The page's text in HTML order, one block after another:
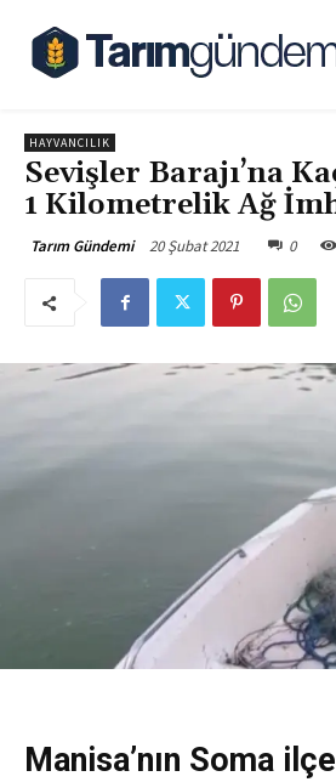
HAYVANCILIK
Sevişler Barajı’na
1 Kilometrelik Ağ
Tarım Gündemi 20 Şubat 2021 0
Manisa’nın Soma